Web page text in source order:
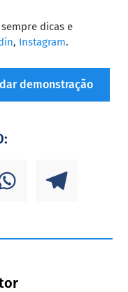
dicas e
, Instagram.
demonstração